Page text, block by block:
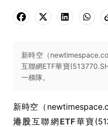
新時空（
互聯網ETF華寶
一梯隊。
新時空（
港股互聯網 ETF華寶